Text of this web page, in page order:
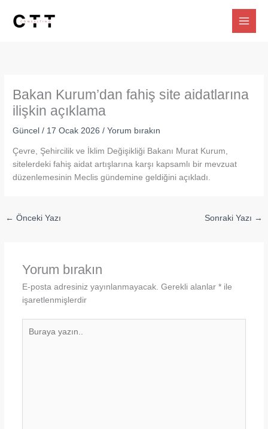
Bakan Kurum’dan fahiş site aidatlarına
ilişkin açıklama
Güncel / 17 Ocak 2026/Yorum bırakın
Çevre, Şehircilik ve İklim Değişikliği Bakanı Murat Kurum,
sitelerdeki fahiş aidat artışlarına karşı kapsamlı bir mevzuat
düzenlemesinin Meclis gündemine geldiğini açıkladı.
← Önceki Yazı Sonraki Yazı →
Yorum bırakın
E-posta adresiniz yayınlanmayacak. Gerekli alanlar *ile
işaretlenmişlerdir